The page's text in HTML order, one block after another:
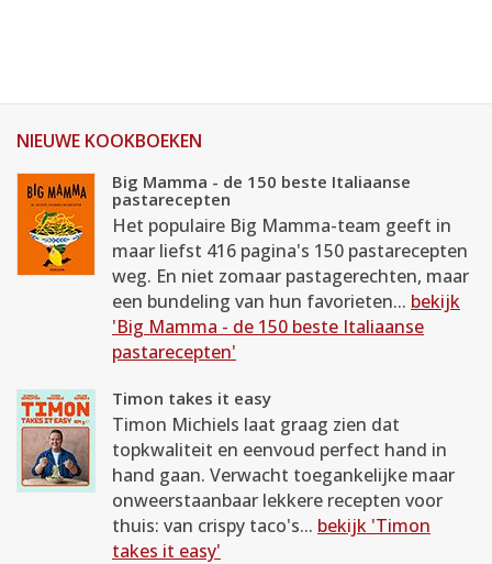
NIEUWE KOOKBOEKEN
Big Mamma - de 150 beste Italiaanse
pastarecepten
Het populaire Big Mamma-team geeft in
maar liefst 416 pagina's 150 pastarecepten
weg. En niet zomaar pastagerechten, maar
een bundeling van hun favorieten... bekijk
'Big Mamma - de 150 beste Italiaanse
pastarecepten'
Timon takes it easy
Timon Michiels laat graag zien dat
topkwaliteit en eenvoud perfect hand in
hand gaan. Verwacht toegankelijke maar
onweerstaanbaar lekkere recepten voor
thuis: van crispy taco's... bekijk 'Timon
takes it easy'